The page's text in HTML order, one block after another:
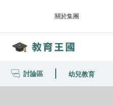
關於集團
討論區 幼兒教育